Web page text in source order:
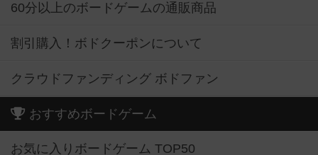
60分以上のボードゲームの通販商品
割引購入！ボドクーポンについて
クラウドファンディング ボドファン
おすすめボードゲーム
お気に入りボードゲーム TOP50